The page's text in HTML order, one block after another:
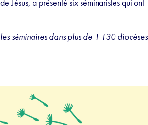
Jésus, a présenté six séminaristes qui ont
séminaires dans plus de 1 130 diocèses